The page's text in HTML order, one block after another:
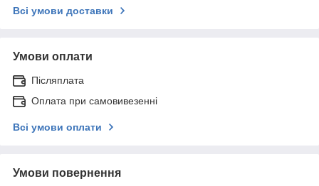
Всі умови доставки
Умови оплати
Післяплата
Оплата при самовивезенні
Всі умови оплати
Умови повернення